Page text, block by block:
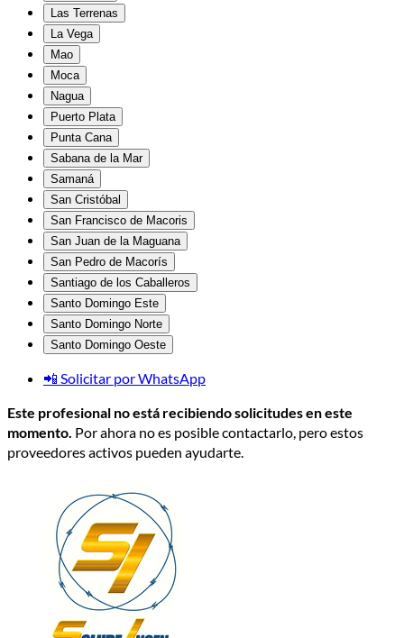
Las Terrenas
La Vega
Mao
Moca
Nagua
Puerto Plata
Punta Cana
Sabana de la Mar
Samaná
San Cristóbal
San Francisco de Macoris
San Juan de la Maguana
San Pedro de Macorís
Santiago de los Caballeros
Santo Domingo Este
Santo Domingo Norte
Santo Domingo Oeste
📲 Solicitar por WhatsApp
Este profesional no está recibiendo solicitudes en este
momento. Por ahora no es posible contactarlo, pero estos
proveedores activos pueden ayudarte.